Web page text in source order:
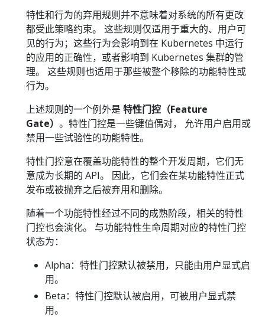
特性和行为的弃用规则并不意味着对系统的所有更改
都受此策略约束。 这些规则仅适用于重大的、用户可
见的行为；这些行为会影响到在 Kubernetes 中运行
的应用的正确性，或者影响到 Kubernetes 集群的管
理。 这些规则也适用于那些被整个移除的功能特性或
行为。
上述规则的一个例外是 特性门控（Feature
Gate） 。特性门控是一些键值偶对， 允许用户启用或
禁用一些试验性的功能特性。
特性门控意在覆盖功能特性的整个开发周期，它们无
意成为长期的 API。 因此，它们会在某功能特性正式
发布或被抛弃之后被弃用和删除。
随着一个功能特性经过不同的成熟阶段，相关的特性
门控也会演化。 与功能特性生命周期对应的特性门控
状态为：
Alpha：特性门控默认被禁用，只能由用户显式启
用。
Beta：特性门控默认被启用，可被用户显式禁
用。